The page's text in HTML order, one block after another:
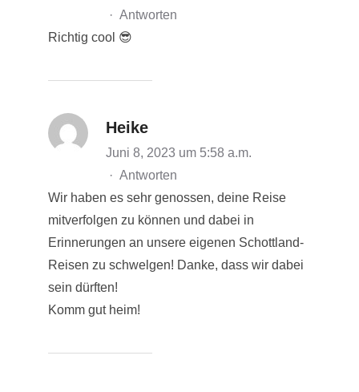
· Antworten
Richtig cool 😎
Heike
Juni 8, 2023 um 5:58 a.m.
· Antworten
Wir haben es sehr genossen, deine Reise
mitverfolgen zu können und dabei in
Erinnerungen an unsere eigenen Schottland-
Reisen zu schwelgen! Danke, dass wir dabei
sein dürften!
Komm gut heim!